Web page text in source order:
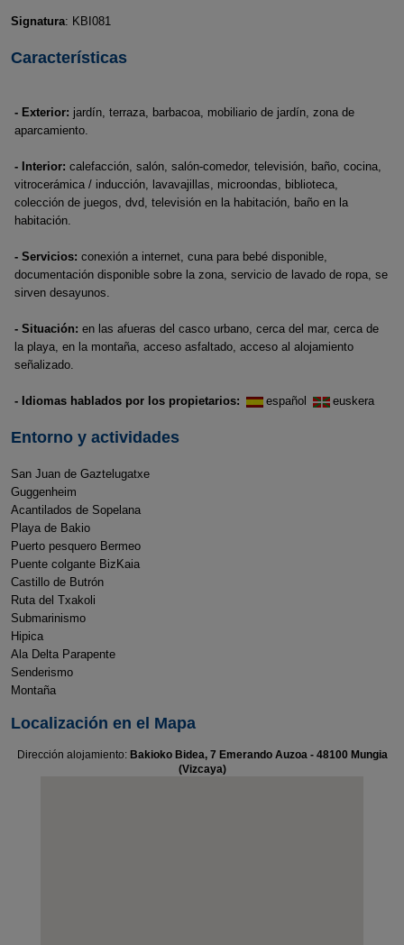
Signatura: KBI081
Características
- Exterior: jardín, terraza, barbacoa, mobiliario de jardín, zona de
aparcamiento.
- Interior: calefacción, salón, salón-comedor, televisión, baño, cocina,
vitrocerámica / inducción, lavavajillas, microondas, biblioteca,
colección de juegos, dvd, televisión en la habitación, baño en la
habitación.
- Servicios: conexión a internet, cuna para bebé disponible,
documentación disponible sobre la zona, servicio de lavado de ropa, se
sirven desayunos.
- Situación: en las afueras del casco urbano, cerca del mar, cerca de
la playa, en la montaña, acceso asfaltado, acceso al alojamiento
señalizado.
- Idiomas hablados por los propietarios: español euskera
Entorno y actividades
San Juan de Gaztelugatxe
Guggenheim
Acantilados de Sopelana
Playa de Bakio
Puerto pesquero Bermeo
Puente colgante BizKaia
Castillo de Butrón
Ruta del Txakoli
Submarinismo
Hipica
Ala Delta Parapente
Senderismo
Montaña
Localización en el Mapa
Dirección alojamiento: Bakioko Bidea, 7 Emerando Auzoa - 48100 Mungia
(Vizcaya)